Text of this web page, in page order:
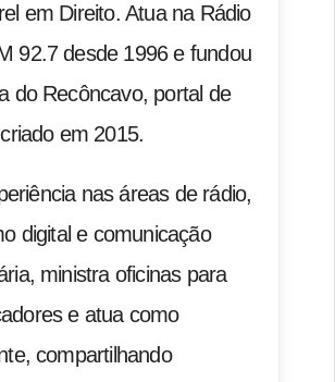
em Direito. Atua na Rádio
92.7 desde 1996 e fundou
do Recôncavo, portal de
em 2015.
nas áreas de rádio,
digital e comunicação
ministra oficinas para
e atua como
compartilhando